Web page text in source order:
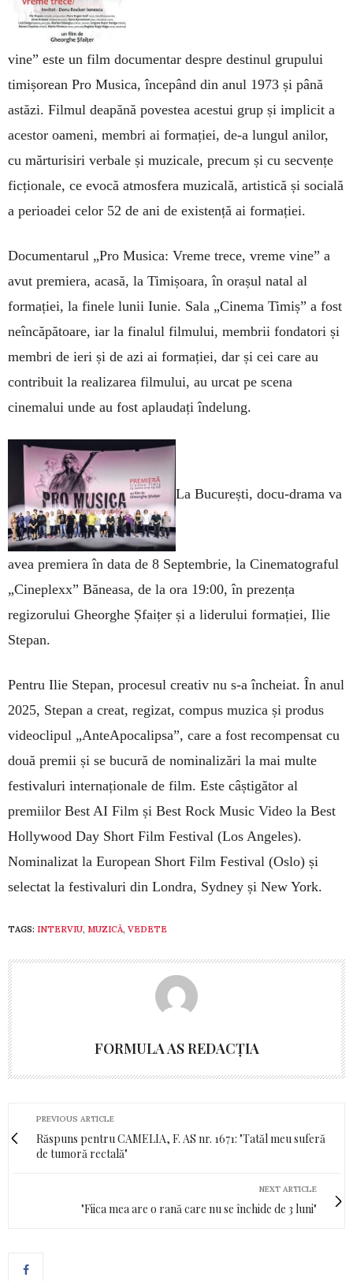
vi­ne” este un film documentar despre destinul grupului
timișorean Pro Musica, începând din anul 1973 și până
astăzi. Filmul deapănă povestea acestui grup și implicit a
acestor oameni, membri ai formației, de-a lungul anilor,
cu mărturisiri verbale și muzicale, precum și cu secvențe
ficționale, ce evocă atmosfera muzicală, artistică și socială
a perioadei celor 52 de ani de existență ai formației.
Documentarul „Pro Musica: Vreme trece, vreme vine” a
avut premiera, acasă, la Timișoara, în orașul natal al
formației, la finele lunii Iunie. Sala „Cinema Timiș” a fost
neîncăpătoare, iar la finalul filmului, membrii fondatori și
membri de ieri și de azi ai formației, dar și cei care au
contribuit la realizarea filmului, au urcat pe scena
cinemalui unde au fost aplaudați îndelung.
La București, docu-drama va
avea premiera în data de 8 Septembrie, la Cinematograful
„Cineplexx” Băneasa, de la ora 19:00, în prezența
regizorului Gheorghe Șfaițer și a liderului formației, Ilie
Stepan.
Pentru Ilie Stepan, procesul creativ nu s-a încheiat. În anul
2025, Stepan a creat, regizat, compus muzica și produs
videoclipul „AnteApocalipsa”, care a fost recompensat cu
două premii și se bucură de nominalizări la mai multe
festivaluri internaționale de film. Este câștigător al
premiilor Best AI Film și Best Rock Music Video la Best
Hollywood Day Short Film Festival (Los Angeles).
Nominalizat la European Short Film Festival (Oslo) și
selectat la festivaluri din Londra, Sydney și New York.
TAGS: INTERVIU, MUZICĂ, VEDETE
FORMULA AS REDACȚIA
PREVIOUS ARTICLE
Răspuns pentru CAMELIA, F. AS nr. 1671: "Tatăl meu suferă
de tumoră rectală"
NEXT ARTICLE
"Fiica mea are o rană care nu se închide de 3 luni"